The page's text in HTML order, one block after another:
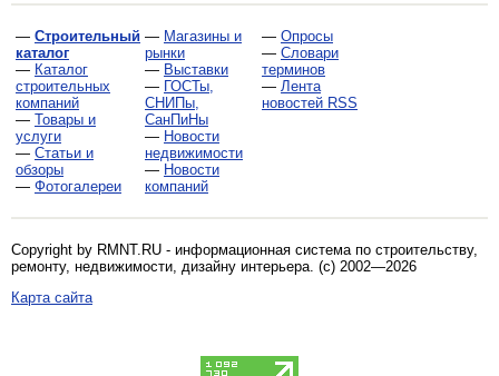
— Строительный
каталог
— Каталог
строительных
компаний
— Товары и
услуги
— Статьи и
обзоры
— Фотогалереи
— Магазины и
рынки
— Выставки
— ГОСТы,
СНИПы,
СанПиНы
— Новости
недвижимости
— Новости
компаний
— Опросы
— Словари
терминов
— Лента
новостей RSS
Copyright by RMNT.RU - информационная система по строительству,
ремонту, недвижимости, дизайну интерьера. (c) 2002—2026
Карта сайта